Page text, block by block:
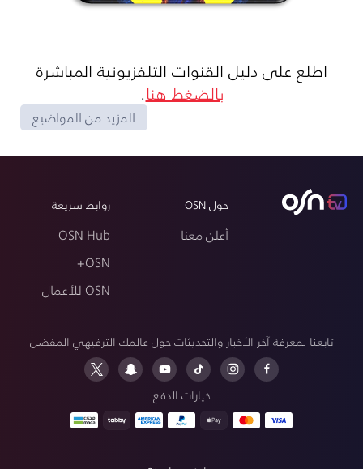
اطلع على دليل القنوات التلفزيونية المباشرة
بالضغط هنا.
المزيد من المواضيع
حول OSN
أعلن معنا
روابط سريعة
OSN Hub
OSN+
OSN للأعمال
تابعنا لمعرفة آخر الأخبار والتحديثات حول عالمك الترفيهي المفضل
خيارات الدفع